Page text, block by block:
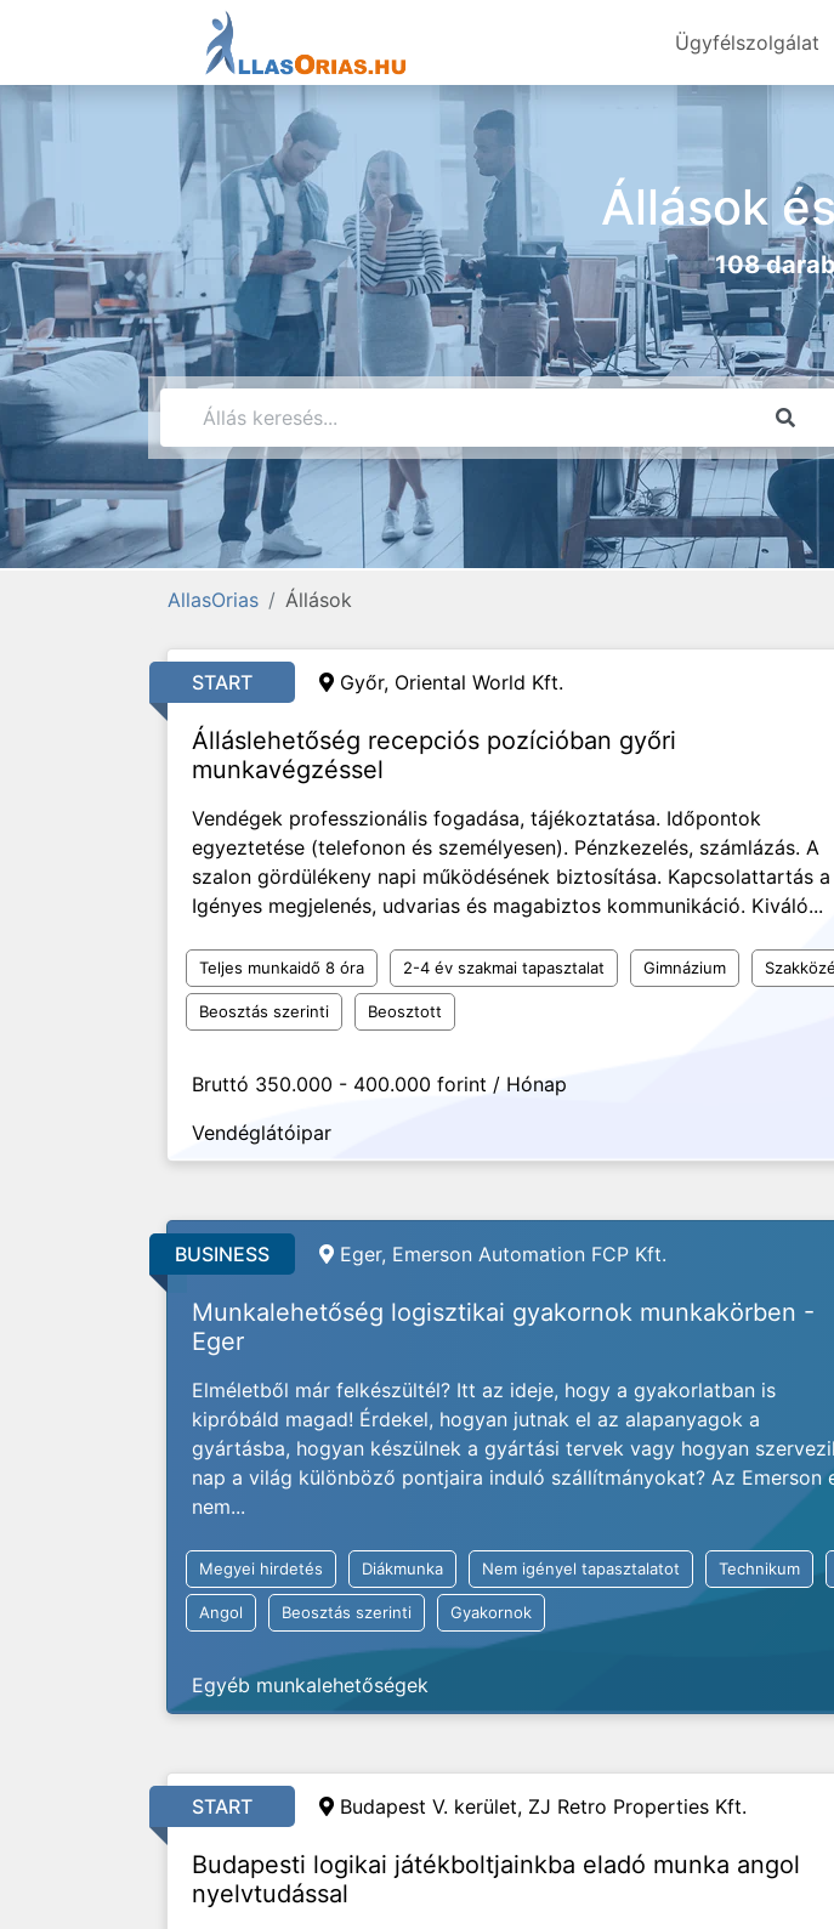
Ügyfélszolgálat
Állások
108
AllasOrias Állások
START Győr, Oriental World Kft.
Álláslehetőség recepciós pozícióban győri
munkavégzéssel
Vendégek professzionális fogadása, tájékoztatása. Időpontok
egyeztetése (telefonon és személyesen). Pénzkezelés, számlázás. A
szalon gördülékeny napi működésének biztosítása. Kapcsolattartás
Igényes megjelenés, udvarias és magabiztos kommunikáció. Kiváló...
Teljes munkaidő 8 óra 2-4 év szakmai tapasztalat Gimnázium
Beosztás szerinti Beosztott
Bruttó 350.000 - 400.000 forint / Hónap
Vendéglátóipar
BUSINESS Eger, Emerson Automation FCP Kft.
Munkalehetőség logisztikai gyakornok munkakörben -
Eger
Elméletből már felkészültél? Itt az ideje, hogy a gyakorlatban is
kipróbáld magad! Érdekel, hogyan jutnak el az alapanyagok a
gyártásba, hogyan készülnek a gyártási tervek vagy hogyan
nap a világ különböző pontjaira induló szállítmányokat? Az Emerson
nem...
Megyei hirdetés Diákmunka Nem igényel tapasztalatot Technikum
Angol Beosztás szerinti Gyakornok
Egyéb munkalehetőségek
START Budapest V. kerület, ZJ Retro Properties Kft.
Budapesti logikai játékboltjainkba eladó munka angol
nyelvtudással